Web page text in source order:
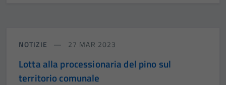
NOTIZIE 27 MAR 2023
Lotta alla processionaria del pino sul
territorio comunale